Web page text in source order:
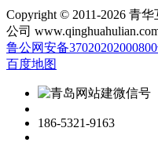
Copyright © 2011-2026 青
公司
鲁公网安备
百度地图
186-5321-9163